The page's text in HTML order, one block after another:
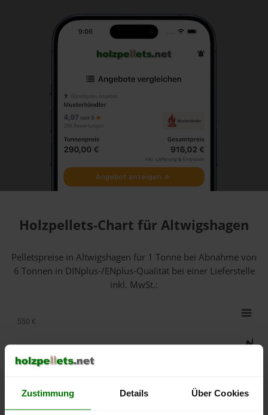
Zustimmung Details Über Cookies
Holzpellets-Chart für Altwigshagen
Pelletspreise in Altwigshagen für 1 Tonne bei Abnahmevon
6 Tonnen in DINplus-/ENplus-Qualität bei einer Lieferstelle
inkl. MwSt.:
550 €